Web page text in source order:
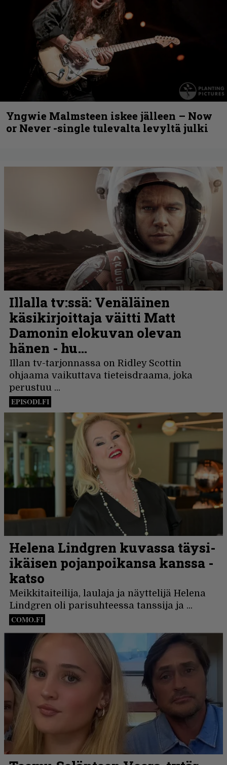
Yngwie Malmsteen iskee jälleen – Now
or Never -single tulevalta levyltä julki